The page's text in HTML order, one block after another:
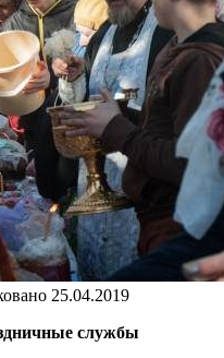
25.04.2019
службы